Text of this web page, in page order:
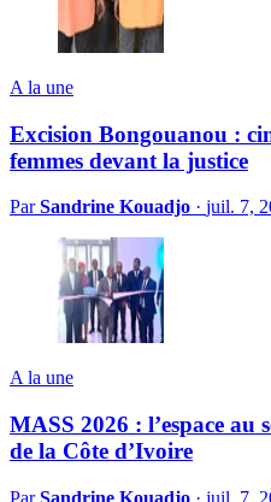
A la une
Excision Bongouanou :
femmes devant la justice
ParSandrine Kouadjo · juil. 7,
A la une
MASS 2026 : l’espace au
de la Côte d’Ivoire
ParSandrine Kouadjo · juil. 7,